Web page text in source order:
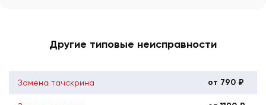
Другие типовые неисправности
Замена тачскрина от 790 ₽